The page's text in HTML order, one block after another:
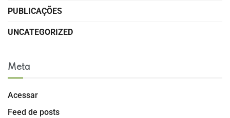
PUBLICAÇÕES
UNCATEGORIZED
Meta
Acessar
Feed de posts